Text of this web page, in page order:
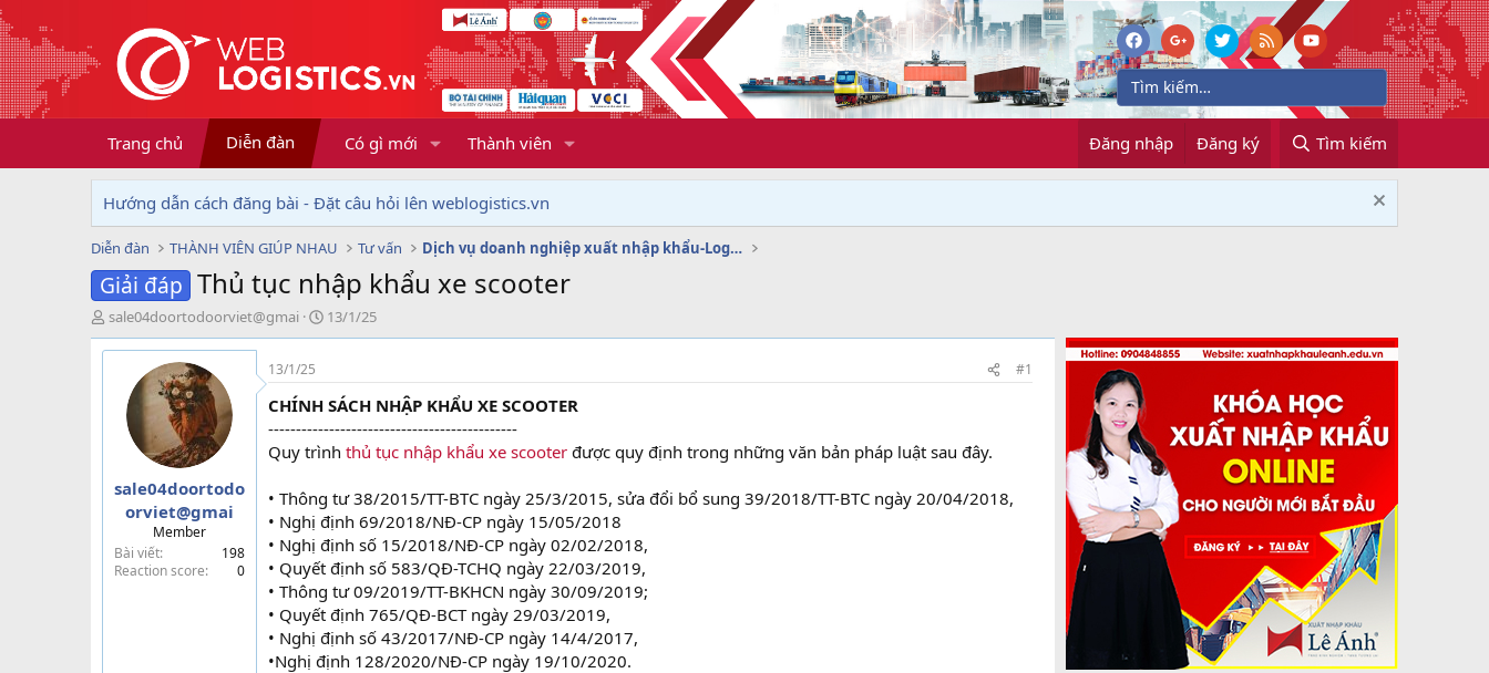
Trang chủ Diễn đàn Có gì mới Thành viên Đăng nhập Đăng ký Tìm kiếm
Hướng dẫn cách đăng bài - Đặt câu hỏi lên weblogistics.vn
Diễn đàn THÀNH VIÊN GIÚP NHAU Tư vấn Dịch vụ doanh nghiệp xuất nhập khẩu-Logistics
Giải đáp Thủ tục nhập khẩu xe scooter
T
h
r
sale04doortodoorviet@gmai
N
g
ử
i
13/1/25
sale04doortodo
orviet@gmai
Member
Bài viết
198
Reaction score
0
13/1/25 #1
CHÍNH SÁCH NHẬP KHẨU XE SCOOTER
---------------------------------------------
Quy trình thủ tục nhập khẩu xe scooter được quy định trong những văn bản pháp luật sau đây.
• Thông tư 38/2015/TT-BTC ngày 25/3/2015, sửa đổi bổ sung 39/2018/TT-BTC ngày 20/04/2018,
• Nghị định 69/2018/NĐ-CP ngày 15/05/2018
• Nghị định số 15/2018/NĐ-CP ngày 02/02/2018,
• Quyết định số 583/QĐ-TCHQ ngày 22/03/2019,
• Thông tư 09/2019/TT-BKHCN ngày 30/09/2019;
• Quyết định 765/QĐ-BCT ngày 29/03/2019,
• Nghị định số 43/2017/NĐ-CP ngày 14/4/2017,
•Nghị định 128/2020/NĐ-CP ngày 19/10/2020.